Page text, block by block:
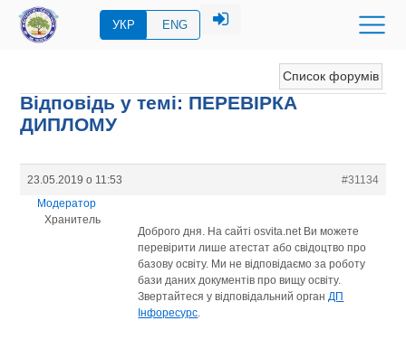
УКР ENG
Список форумів
Відповідь у темі: ПЕРЕВIРКА
ДИПЛОМУ
23.05.2019 о 11:53
#31134
Модератор
Хранитель
Доброго дня. На сайті osvita.net Ви можете
перевірити лише атестат або свідоцтво про
базову освіту. Ми не відповідаємо за роботу
бази даних документів про вищу освіту.
Звертайтеся у відповідальний орган ДП
Інфоресурс